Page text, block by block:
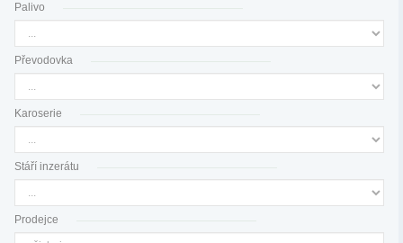
Palivo
Převodovka
Karoserie
Stáří inzerátu
Prodejce